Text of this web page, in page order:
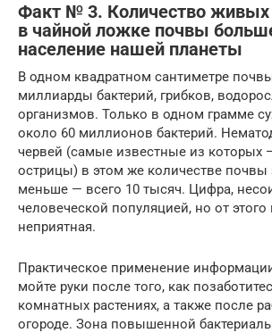
Факт № 3. Количество живых
в чайной ложке почвы
население нашей планеты
В одном квадратном сантиметре
миллиарды бактерий, грибков,
организмов. Только в одном грамме
около 60 миллионов бактерий.
червей (самые известные из которых
острицы) в этом же количестве почвы
меньше — всего 10 тысяч. Цифра,
человеческой популяцией, но от
неприятная.
Практическое применение
мойте руки после того, как
комнатных растениях, а также после
огороде. Зона повышенной